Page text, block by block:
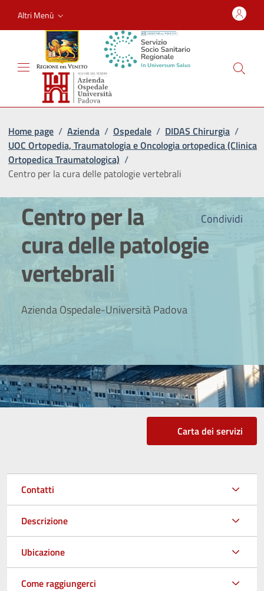
Altri Menù
Home page / Azienda / Ospedale / DIDAS Chirurgia /
UOC Ortopedia, Traumatologia e Oncologia ortopedica (Clinica
Ortopedica Traumatologica) /
Centro per la cura delle patologie vertebrali
Condividi
Centro per la
cura delle patologie
vertebrali
Azienda Ospedale-Università Padova
Carta dei servizi
Contatti
Descrizione
Ubicazione
Come raggiungerci